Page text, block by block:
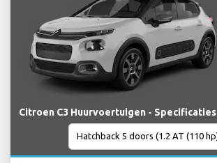
Citroen C3 Huurvoertuigen - Specificaties